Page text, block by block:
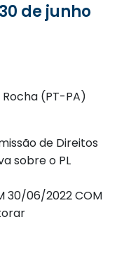
Rocha (PT-PA)
de Direitos
sobre o PL
30/06/2022 COM